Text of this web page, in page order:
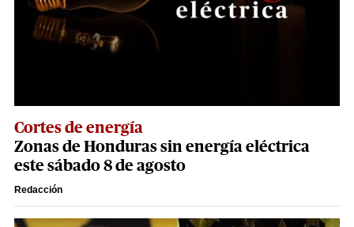
Cortes de energía
Zonas de Honduras sin energía eléctrica
este sábado 8 de agosto
Redacción